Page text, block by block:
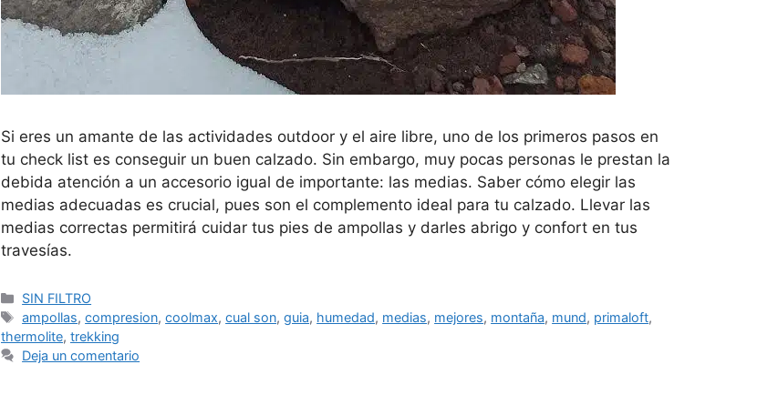
Si eres un amante de las actividades outdoor y el aire libre, uno de los primeros pasos en
tu check list es conseguir un buen calzado. Sin embargo, muy pocas personas le prestan la
debida atención a un accesorio igual de importante: las medias. Saber cómo elegir las
medias adecuadas es crucial, pues son el complemento ideal para tu calzado. Llevar las
medias correctas permitirá cuidar tus pies de ampollas y darles abrigo y confort en tus
travesías.
SIN FILTRO
ampollas,compresion,coolmax,cual son,guia, humedad, medias, mejores, montaña, mund, primaloft,
thermolite, trekking
Deja un comentario